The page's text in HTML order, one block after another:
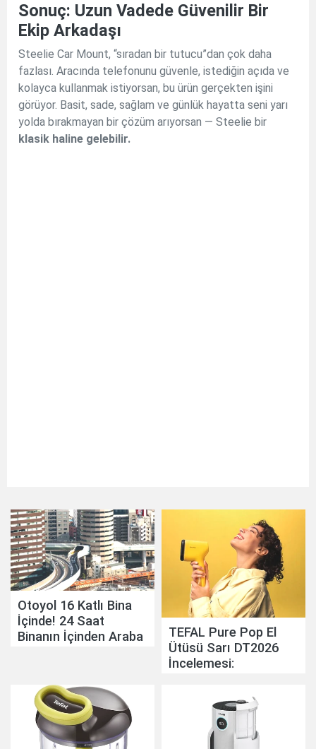
Sonuç: Uzun Vadede Güvenilir Bir
Ekip Arkadaşı
Steelie Car Mount, “sıradan bir tutucu”dan çok daha
fazlası. Aracında telefonunu güvenle, istediğin açıda ve
kolayca kullanmak istiyorsan, bu ürün gerçekten işini
görüyor. Basit, sade, sağlam ve günlük hayatta seni yarı
yolda bırakmayan bir çözüm arıyorsan — Steelie bir
klasik haline gelebilir.
Otoyol 16 Katlı Bina
İçinde! 24 Saat
Binanın İçinden Araba
TEFAL Pure Pop El
Ütüsü Sarı DT2026
İncelemesi:
Hayatı Kolaylaştırıyor